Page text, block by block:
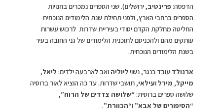
הדפסה: פרינטיב, ירושלים). שני הספרים נמכרים בחנויות
הספרים ברחבי הארץ, ולפני תחילת שנת הלימודים הנוכחית
החליטה מחלקת הקדם יסודי בעיריית שדרות לרכוש עשרות
עותקים מהם ולהכניסם לתוכנית הלימודים של גני החובה בעיר
בשנת הלימודים הנוכחית.
ארנולד עובד כנגר, נשוי ליוליה ואב לארבעה ילדים: ליאל,
מייקל, מירל ועילאי, תושבי שדרות. עד כה הוציא לאור ברוסיה
שלושה ספרים ברוסית: “שלושה צדדים של הרוח”,
“הסיפורים של אבא”ו“הכוורת”.